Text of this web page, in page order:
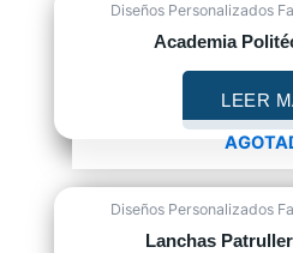
Diseños Personalizados
Academia
LEER
Diseños Personalizados
Lanchas